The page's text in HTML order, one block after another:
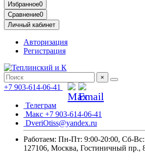
Избранное0
Сравнение0
Личный кабинет
Авторизация
Регистрация
×
+7 903-614-06-41
Телеграм
Макс +7 903-614-06-41
DveriOtiss@yandex.ru
Работаем: Пн-Пт: 9:00-20:00, Сб-
127106, Москва, Гостиничный пр.,